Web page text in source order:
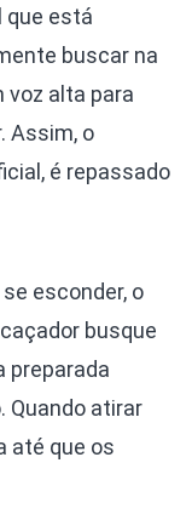
que está
buscar na
voz alta para
Assim, o
é repassado
esconder, o
busque
preparada
Quando atirar
até que os